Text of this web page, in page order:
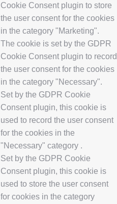
Cookie Consent plugin to store
the user consent for the cookies
in the category "Marketing".
The cookie is set by the GDPR
Cookie Consent plugin to record
the user consent for the cookies
in the category "Necessary".
Set by the GDPR Cookie
Consent plugin, this cookie is
used to record the user consent
for the cookies in the
"Necessary" category .
Set by the GDPR Cookie
Consent plugin, this cookie is
used to store the user consent
for cookies in the category